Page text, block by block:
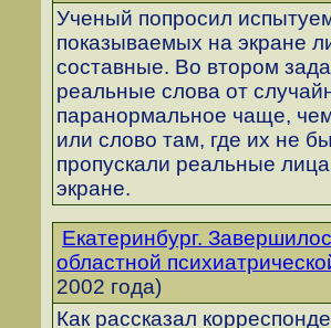
Ученый попросил
показываемых на экране
составные. Во втором
реальные слова от
паранормальное чаще,
или слово там, где их не
пропускали реальные
экране.
Екатеринбург.
областной
2002 года)
Как рассказал